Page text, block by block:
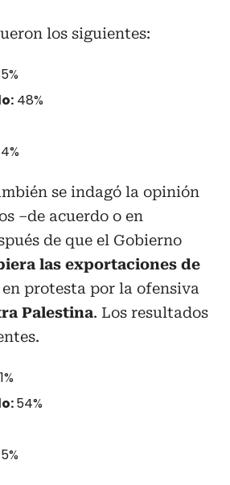
los siguientes:
48%
4%
se indagó la opinión
–de acuerdo o en
de que el Gobierno
las exportaciones de
en protesta por la ofensiva
Palestina. Los resultados
54%
5%